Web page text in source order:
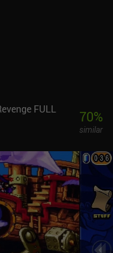
FULL 70%
similar